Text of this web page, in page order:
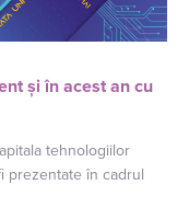
și în acest an cu
tehnologiilor
prezentate în cadrul